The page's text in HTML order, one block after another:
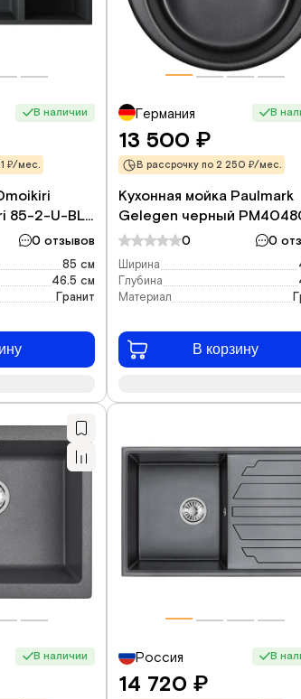
В наличии
₽/мес.
85-2-U-BL
см, черный
0 отзывов
85 см
46.5 см
Гранит
Германия В
13 500 ₽
В рассрочку по 2 250 ₽/мес.
Кухонная мойка Paulmark
Gelegen черный
BL
0 0
Ширина
Глубина
Материал
В корзину
В наличии Россия В
14 720 ₽